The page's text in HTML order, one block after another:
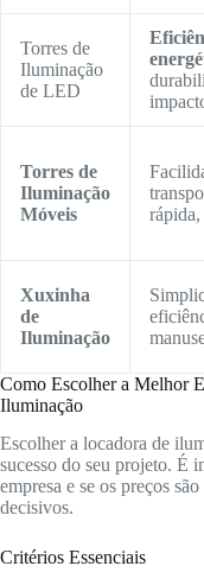
Torres de
Iluminação
de LED
Torres de
Iluminação
Móveis
Xuxinha
de
Iluminação
Como Escolher a Melhor
Iluminação
Escolher a locadora de
sucesso do seu projeto. É
empresa e se os preços
decisivos.
Critérios Essenciais